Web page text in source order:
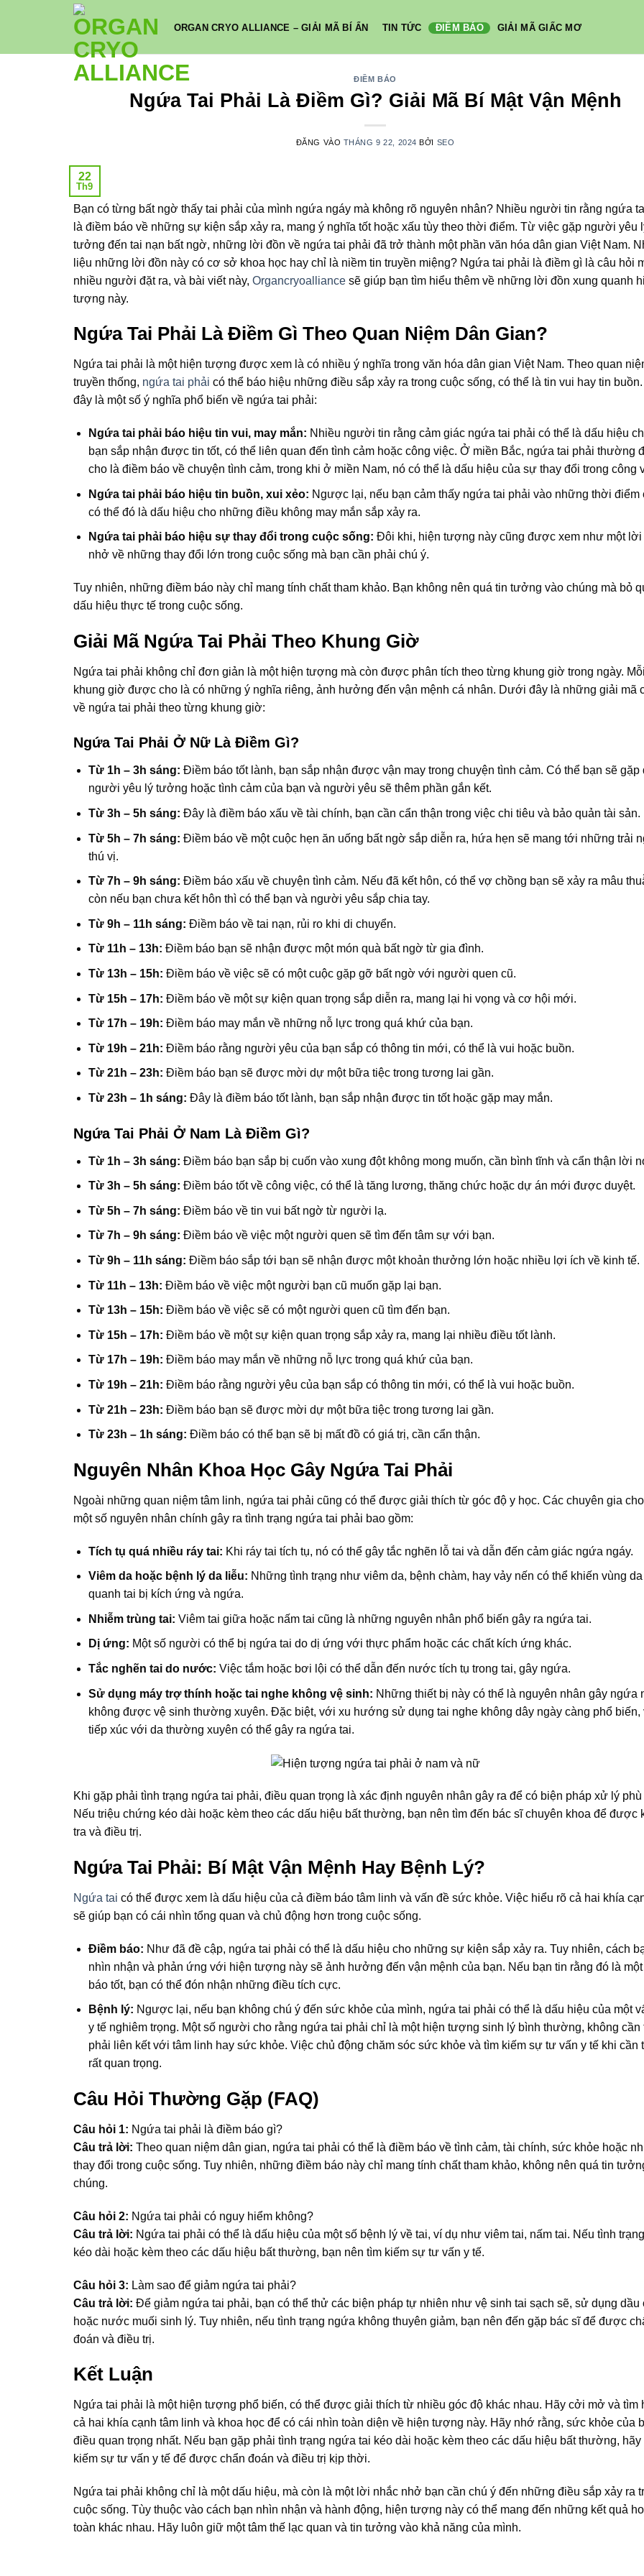
ORGAN CRYO ALLIANCE – GIẢI MÃ BÍ ẨN TIN TỨC ĐIỀM BÁO GIẢI MÃ GIẤC MƠ
ĐIỀM BÁO
Ngứa Tai Phải Là Điềm Gì? Giải Mã Bí Mật Vận Mệnh
ĐĂNG VÀO THÁNG 9 22, 2024 BỞI SEO
22
Th9
Bạn có từng bất ngờ thấy tai phải của mình ngứa ngáy mà không rõ nguyên nhân? Nhiều người tin rằng ngứa
là điềm báo về những sự kiện sắp xảy ra, mang ý nghĩa tốt hoặc xấu tùy theo thời điểm. Từ việc gặp người yêu
tưởng đến tai nạn bất ngờ, những lời đồn về ngứa tai phải đã trở thành một phần văn hóa dân gian Việt Nam.
liệu những lời đồn này có cơ sở khoa học hay chỉ là niềm tin truyền miệng? Ngứa tai phải là điềm gì là câu hỏi
nhiều người đặt ra, và bài viết này, Organcryoalliance sẽ giúp bạn tìm hiểu thêm về những lời đồn xung quanh
tượng này.
Ngứa Tai Phải Là Điềm Gì Theo Quan Niệm Dân Gian?
Ngứa tai phải là một hiện tượng được xem là có nhiều ý nghĩa trong văn hóa dân gian Việt Nam. Theo quan
truyền thống, ngứa tai phải có thể báo hiệu những điều sắp xảy ra trong cuộc sống, có thể là tin vui hay tin
đây là một số ý nghĩa phổ biến về ngứa tai phải:
Ngứa tai phải báo hiệu tin vui, may mắn: Nhiều người tin rằng cảm giác ngứa tai phải có thể là dấu hiệu
bạn sắp nhận được tin tốt, có thể liên quan đến tình cảm hoặc công việc. Ở miền Bắc, ngứa tai phải thường
cho là điềm báo về chuyện tình cảm, trong khi ở miền Nam, nó có thể là dấu hiệu của sự thay đổi trong công
Ngứa tai phải báo hiệu tin buồn, xui xẻo: Ngược lại, nếu bạn cảm thấy ngứa tai phải vào những thời điểm
có thể đó là dấu hiệu cho những điều không may mắn sắp xảy ra.
Ngứa tai phải báo hiệu sự thay đổi trong cuộc sống: Đôi khi, hiện tượng này cũng được xem như một lời
nhở về những thay đổi lớn trong cuộc sống mà bạn cần phải chú ý.
Tuy nhiên, những điềm báo này chỉ mang tính chất tham khảo. Bạn không nên quá tin tưởng vào chúng mà bỏ
dấu hiệu thực tế trong cuộc sống.
Giải Mã Ngứa Tai Phải Theo Khung Giờ
Ngứa tai phải không chỉ đơn giản là một hiện tượng mà còn được phân tích theo từng khung giờ trong ngày.
khung giờ được cho là có những ý nghĩa riêng, ảnh hưởng đến vận mệnh cá nhân. Dưới đây là những giải mã
về ngứa tai phải theo từng khung giờ:
Ngứa Tai Phải Ở Nữ Là Điềm Gì?
Từ 1h – 3h sáng: Điềm báo tốt lành, bạn sắp nhận được vận may trong chuyện tình cảm. Có thể bạn sẽ
người yêu lý tưởng hoặc tình cảm của bạn và người yêu sẽ thêm phần gắn kết.
Từ 3h – 5h sáng: Đây là điềm báo xấu về tài chính, bạn cần cẩn thận trong việc chi tiêu và bảo quản tài sản.
Từ 5h – 7h sáng: Điềm báo về một cuộc hẹn ăn uống bất ngờ sắp diễn ra, hứa hẹn sẽ mang tới những trải
thú vị.
Từ 7h – 9h sáng: Điềm báo xấu về chuyện tình cảm. Nếu đã kết hôn, có thể vợ chồng bạn sẽ xảy ra mâu
còn nếu bạn chưa kết hôn thì có thể bạn và người yêu sắp chia tay.
Từ 9h – 11h sáng: Điềm báo về tai nạn, rủi ro khi di chuyển.
Từ 11h – 13h: Điềm báo bạn sẽ nhận được một món quà bất ngờ từ gia đình.
Từ 13h – 15h: Điềm báo về việc sẽ có một cuộc gặp gỡ bất ngờ với người quen cũ.
Từ 15h – 17h: Điềm báo về một sự kiện quan trọng sắp diễn ra, mang lại hi vọng và cơ hội mới.
Từ 17h – 19h: Điềm báo may mắn về những nỗ lực trong quá khứ của bạn.
Từ 19h – 21h: Điềm báo rằng người yêu của bạn sắp có thông tin mới, có thể là vui hoặc buồn.
Từ 21h – 23h: Điềm báo bạn sẽ được mời dự một bữa tiệc trong tương lai gần.
Từ 23h – 1h sáng: Đây là điềm báo tốt lành, bạn sắp nhận được tin tốt hoặc gặp may mắn.
Ngứa Tai Phải Ở Nam Là Điềm Gì?
Từ 1h – 3h sáng: Điềm báo bạn sắp bị cuốn vào xung đột không mong muốn, cần bình tĩnh và cẩn thận lời
Từ 3h – 5h sáng: Điềm báo tốt về công việc, có thể là tăng lương, thăng chức hoặc dự án mới được duyệt.
Từ 5h – 7h sáng: Điềm báo về tin vui bất ngờ từ người lạ.
Từ 7h – 9h sáng: Điềm báo về việc một người quen sẽ tìm đến tâm sự với bạn.
Từ 9h – 11h sáng: Điềm báo sắp tới bạn sẽ nhận được một khoản thưởng lớn hoặc nhiều lợi ích về kinh tế.
Từ 11h – 13h: Điềm báo về việc một người bạn cũ muốn gặp lại bạn.
Từ 13h – 15h: Điềm báo về việc sẽ có một người quen cũ tìm đến bạn.
Từ 15h – 17h: Điềm báo về một sự kiện quan trọng sắp xảy ra, mang lại nhiều điều tốt lành.
Từ 17h – 19h: Điềm báo may mắn về những nỗ lực trong quá khứ của bạn.
Từ 19h – 21h: Điềm báo rằng người yêu của bạn sắp có thông tin mới, có thể là vui hoặc buồn.
Từ 21h – 23h: Điềm báo bạn sẽ được mời dự một bữa tiệc trong tương lai gần.
Từ 23h – 1h sáng: Điềm báo có thể bạn sẽ bị mất đồ có giá trị, cần cẩn thận.
Nguyên Nhân Khoa Học Gây Ngứa Tai Phải
Ngoài những quan niệm tâm linh, ngứa tai phải cũng có thể được giải thích từ góc độ y học. Các chuyên gia
một số nguyên nhân chính gây ra tình trạng ngứa tai phải bao gồm:
Tích tụ quá nhiều ráy tai: Khi ráy tai tích tụ, nó có thể gây tắc nghẽn lỗ tai và dẫn đến cảm giác ngứa ngáy.
Viêm da hoặc bệnh lý da liễu: Những tình trạng như viêm da, bệnh chàm, hay vảy nến có thể khiến vùng da
quanh tai bị kích ứng và ngứa.
Nhiễm trùng tai: Viêm tai giữa hoặc nấm tai cũng là những nguyên nhân phổ biến gây ra ngứa tai.
Dị ứng: Một số người có thể bị ngứa tai do dị ứng với thực phẩm hoặc các chất kích ứng khác.
Tắc nghẽn tai do nước: Việc tắm hoặc bơi lội có thể dẫn đến nước tích tụ trong tai, gây ngứa.
Sử dụng máy trợ thính hoặc tai nghe không vệ sinh: Những thiết bị này có thể là nguyên nhân gây ngứa
không được vệ sinh thường xuyên. Đặc biệt, với xu hướng sử dụng tai nghe không dây ngày càng phổ biến,
tiếp xúc với da thường xuyên có thể gây ra ngứa tai.
Khi gặp phải tình trạng ngứa tai phải, điều quan trọng là xác định nguyên nhân gây ra để có biện pháp xử lý
Nếu triệu chứng kéo dài hoặc kèm theo các dấu hiệu bất thường, bạn nên tìm đến bác sĩ chuyên khoa để được
tra và điều trị.
Ngứa Tai Phải: Bí Mật Vận Mệnh Hay Bệnh Lý?
Ngứa tai có thể được xem là dấu hiệu của cả điềm báo tâm linh và vấn đề sức khỏe. Việc hiểu rõ cả hai khía
sẽ giúp bạn có cái nhìn tổng quan và chủ động hơn trong cuộc sống.
Điềm báo: Như đã đề cập, ngứa tai phải có thể là dấu hiệu cho những sự kiện sắp xảy ra. Tuy nhiên, cách
nhìn nhận và phản ứng với hiện tượng này sẽ ảnh hưởng đến vận mệnh của bạn. Nếu bạn tin rằng đó là
báo tốt, bạn có thể đón nhận những điều tích cực.
Bệnh lý: Ngược lại, nếu bạn không chú ý đến sức khỏe của mình, ngứa tai phải có thể là dấu hiệu của một
y tế nghiêm trọng. Một số người cho rằng ngứa tai phải chỉ là một hiện tượng sinh lý bình thường, không cần
phải liên kết với tâm linh hay sức khỏe. Việc chủ động chăm sóc sức khỏe và tìm kiếm sự tư vấn y tế khi cần
rất quan trọng.
Câu Hỏi Thường Gặp (FAQ)
Câu hỏi 1: Ngứa tai phải là điềm báo gì?
Câu trả lời: Theo quan niệm dân gian, ngứa tai phải có thể là điềm báo về tình cảm, tài chính, sức khỏe hoặc
thay đổi trong cuộc sống. Tuy nhiên, những điềm báo này chỉ mang tính chất tham khảo, không nên quá tin
chúng.
Câu hỏi 2: Ngứa tai phải có nguy hiểm không?
Câu trả lời: Ngứa tai phải có thể là dấu hiệu của một số bệnh lý về tai, ví dụ như viêm tai, nấm tai. Nếu tình
kéo dài hoặc kèm theo các dấu hiệu bất thường, bạn nên tìm kiếm sự tư vấn y tế.
Câu hỏi 3: Làm sao để giảm ngứa tai phải?
Câu trả lời: Để giảm ngứa tai phải, bạn có thể thử các biện pháp tự nhiên như vệ sinh tai sạch sẽ, sử dụng dầu
hoặc nước muối sinh lý. Tuy nhiên, nếu tình trạng ngứa không thuyên giảm, bạn nên đến gặp bác sĩ để được
đoán và điều trị.
Kết Luận
Ngứa tai phải là một hiện tượng phổ biến, có thể được giải thích từ nhiều góc độ khác nhau. Hãy cởi mở và tìm
cả hai khía cạnh tâm linh và khoa học để có cái nhìn toàn diện về hiện tượng này. Hãy nhớ rằng, sức khỏe của
điều quan trọng nhất. Nếu bạn gặp phải tình trạng ngứa tai kéo dài hoặc kèm theo các dấu hiệu bất thường, hãy
kiếm sự tư vấn y tế để được chẩn đoán và điều trị kịp thời.
Ngứa tai phải không chỉ là một dấu hiệu, mà còn là một lời nhắc nhở bạn cần chú ý đến những điều sắp xảy ra
cuộc sống. Tùy thuộc vào cách bạn nhìn nhận và hành động, hiện tượng này có thể mang đến những kết quả
toàn khác nhau. Hãy luôn giữ một tâm thế lạc quan và tin tưởng vào khả năng của mình.